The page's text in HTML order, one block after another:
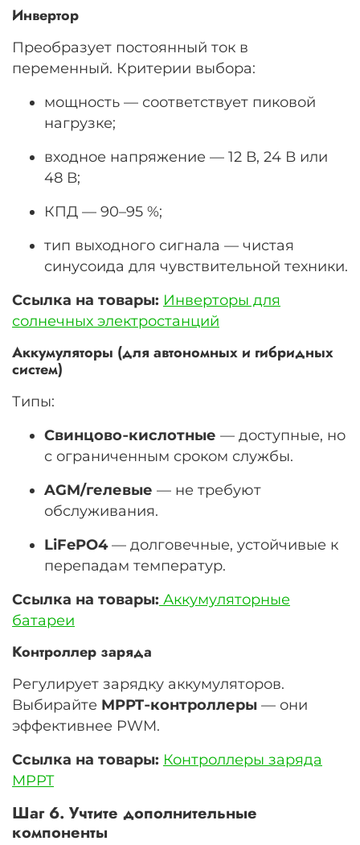
Инвертор
Преобразует постоянный ток в
переменный. Критерии выбора:
мощность — соответствует пиковой
нагрузке;
входное напряжение — 12 В, 24 В или
48 В;
КПД — 90–95 %;
тип выходного сигнала — чистая
синусоида для чувствительной техники.
Ссылка на товары: Инверторы для
солнечных электростанций
Аккумуляторы (для автономных и гибридных
систем)
Типы:
Свинцово‑кислотные — доступные, но
с ограниченным сроком службы.
AGM/гелевые — не требуют
обслуживания.
LiFePO4— долговечные, устойчивые к
перепадам температур.
Ссылка на товары: Аккумуляторные
батареи
Контроллер заряда
Регулирует зарядку аккумуляторов.
Выбирайте MPPT‑контроллеры — они
эффективнее PWM.
Ссылка на товары: Контроллеры заряда
MPPT
Шаг 6. Учтите дополнительные
компоненты